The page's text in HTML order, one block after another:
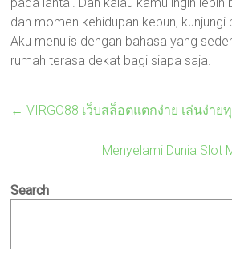
dan momen kehidupan kebun, kunjungi
Aku menulis dengan bahasa yang
rumah terasa dekat bagi siapa saja.
← VIRGO88 เว็บสล็อตแตกง่าย เล่นง่าย
Menyelami Dunia Slot
Search